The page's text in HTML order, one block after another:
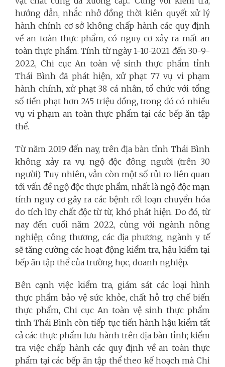
hướng dẫn, nhắc nhở đồng thời kiên quyết xử lý
hành chính cơ sở không chấp hành các quy định
về an toàn thực phẩm, có nguy cơ xảy ra mất an
toàn thực phẩm. Tính từ ngày 1-10-2021 đến 30-9-
2022, Chi cục An toàn vệ sinh thực phẩm tỉnh
Thái Bình đã phát hiện, xử phạt 77 vụ vi phạm
hành chính, xử phạt 38 cá nhân, tổ chức với tổng
số tiền phạt hơn 245 triệu đồng, trong đó có nhiều
vụ vi phạm an toàn thực phẩm tại các bếp ăn tập
thể.
Từ năm 2019 đến nay, trên địa bàn tỉnh Thái Bình
không xảy ra vụ ngộ độc đông người (trên 30
người). Tuy nhiên, vẫn còn một số rủi ro liên quan
tới vấn đề ngộ độc thực phẩm, nhất là ngộ độc mạn
tính nguy cơ gây ra các bệnh rối loạn chuyển hóa
do tích lũy chất độc từ từ, khó phát hiện. Do đó, từ
nay đến cuối năm 2022, cùng với ngành nông
nghiệp, công thương, các địa phương, ngành y tế
sẽ tăng cường các hoạt động kiểm tra, hậu kiểm tại
bếp ăn tập thể của trường học, doanh nghiệp.
Bên cạnh việc kiểm tra, giám sát các loại hình
thực phẩm bảo vệ sức khỏe, chất hỗ trợ chế biến
thực phẩm, Chi cục An toàn vệ sinh thực phẩm
tỉnh Thái Bình còn tiếp tục tiến hành hậu kiểm tất
cả các thực phẩm lưu hành trên địa bàn tỉnh; kiểm
tra việc chấp hành các quy định về an toàn thực
phẩm tại các bếp ăn tập thể theo kế hoạch mà Chi